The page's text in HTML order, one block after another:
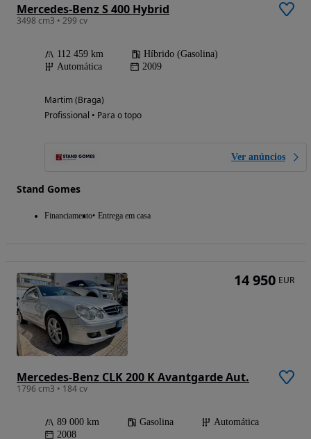
Mercedes-Benz S 400 Hybrid
3498 cm3 • 299 cv
112 459 km
Híbrido (Gasolina)
Automática
2009
Martim (Braga)
Profissional • Para o topo
Ver anúncios
Stand Gomes
Financiamento Entrega em casa
Mercedes-Benz CLK 200 K Avantgarde Aut.
1796 cm3 • 184 cv
89 000 km Gasolina
Automática
2008
14 950 EUR